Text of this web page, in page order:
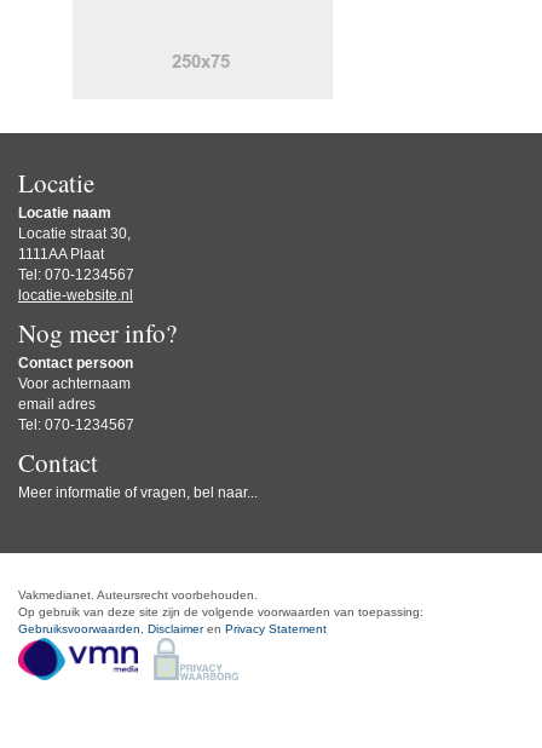
Locatie
Locatie naam
Locatie straat 30,
1111AA Plaat
Tel: 070-1234567
locatie-website.nl
Nog meer info?
Contact persoon
Voor achternaam
email adres
Tel: 070-1234567
Contact
Meer informatie of vragen, bel naar...
Vakmedianet. Auteursrecht voorbehouden.
Op gebruik van deze site zijn de volgende voorwaarden van toepassing:
Gebruiksvoorwaarden
Disclaimeren Privacy Statement